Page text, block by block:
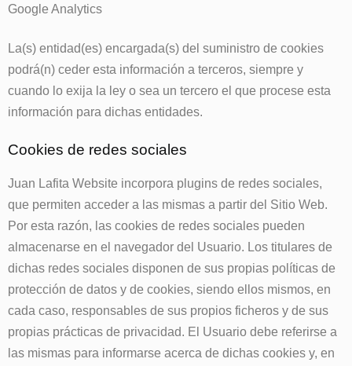
Google Analytics
La(s) entidad(es) encargada(s) del suministro de cookies
podrá(n) ceder esta información a terceros, siempre y
cuando lo exija la ley o sea un tercero el que procese esta
información para dichas entidades.
Cookies de redes sociales
Juan Lafita Website incorpora plugins de redes sociales,
que permiten acceder a las mismas a partir del Sitio Web.
Por esta razón, las cookies de redes sociales pueden
almacenarse en el navegador del Usuario. Los titulares de
dichas redes sociales disponen de sus propias políticas de
protección de datos y de cookies, siendo ellos mismos, en
cada caso, responsables de sus propios ficheros y de sus
propias prácticas de privacidad. El Usuario debe referirse a
las mismas para informarse acerca de dichas cookies y, en